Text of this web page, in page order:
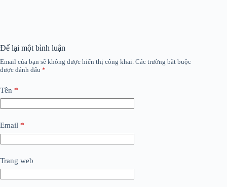
Để lại một bình luận
Email của bạn sẽ không được hiển thị công khai. Các trường bắt buộc
được đánh dấu *
Tên *
Email *
Trang web